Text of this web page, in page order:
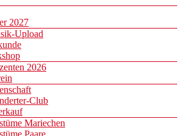
2027
Upload
2026
Club
Mariechen